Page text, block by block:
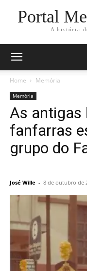
Portal
A história
Home Memória
Memória
As antigas
fanfarras
grupo do
José Wille - 8 de outubro de